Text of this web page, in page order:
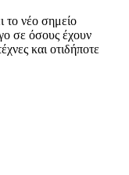
το νέο σημείο
σε όσους έχουν
και οτιδήποτε